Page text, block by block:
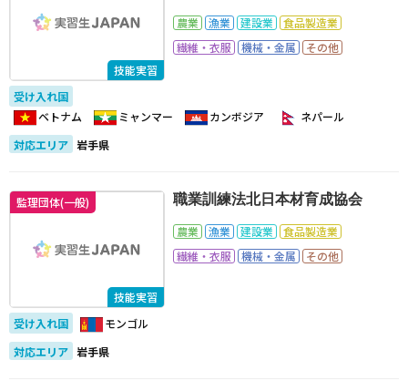
技能実習
農業 漁業 建設業
食品製造業
繊維・衣服
機械・金属 その他
受け入れ国
ベトナム
ミャンマー カンボジア
ネパール
対応エリア 岩手県
監理団体(一般)
技能実習
職業訓練法北日本材育成協会
農業 漁業 建設業
食品製造業
繊維・衣服
機械・金属 その他
受け入れ国
モンゴル
対応エリア 岩手県